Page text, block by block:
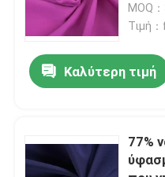
MOQ
Τιμή
Καλύτερη τιμή
77%